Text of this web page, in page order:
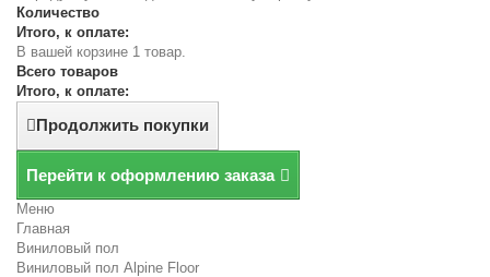
Количество
Итого, к оплате:
В вашей корзине 1 товар.
Всего товаров
Итого, к оплате:
Продолжить покупки
Перейти к оформлению заказа
Меню
Главная
Виниловый пол
Виниловый пол Alpine Floor